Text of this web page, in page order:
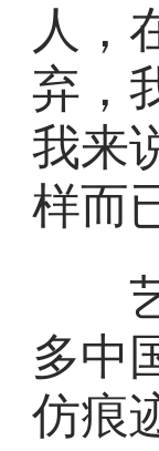
人，
弃，
我来
样而
艺
多中
仿痕